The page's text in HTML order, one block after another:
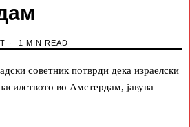
1 MIN READ
советник потврди дека израелски
во Амстердам, јавува